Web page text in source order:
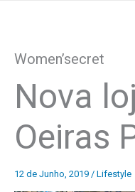
Women’secret
Nova
Oeiras
12 de Junho, 2019 / Lifestyle